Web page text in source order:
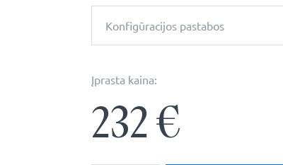
Konfigūracijos pastabos
Įprasta kaina:
232€